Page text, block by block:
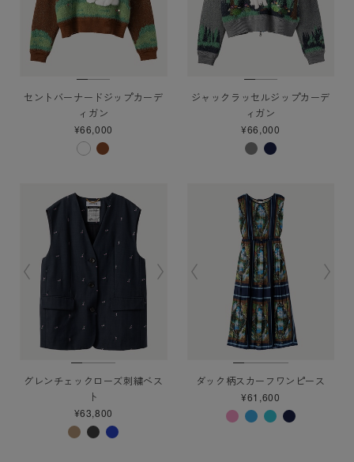
セントバーナードジップカーデ
ィガン
¥66,000
ジャックラッセルジップカーデ
ィガン
¥66,000
グレンチェックローズ刺繍ベス
ト
¥63,800
ダック柄スカーフワンピース
¥61,600